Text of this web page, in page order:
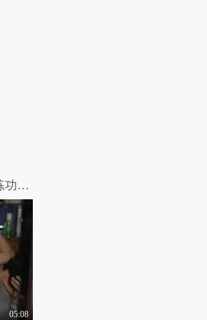
【摧绵大湿】床技了得！小情侣奇葩的练功招式
05:08